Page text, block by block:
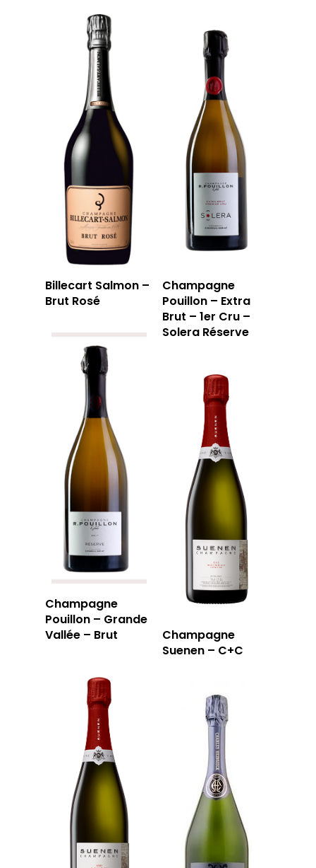
Billecart Salmon –
Brut Rosé
Champagne
Pouillon – Extra
Brut – 1er Cru –
Solera Réserve
Champagne
Pouillon – Grande
Vallée – Brut
Champagne
Suenen – C+C
LA CAVE
LA CAVE
APERÇU DE NOTRE
LA TOURNÉE DU
LA TABLE
LA CARTE DU
JOUR